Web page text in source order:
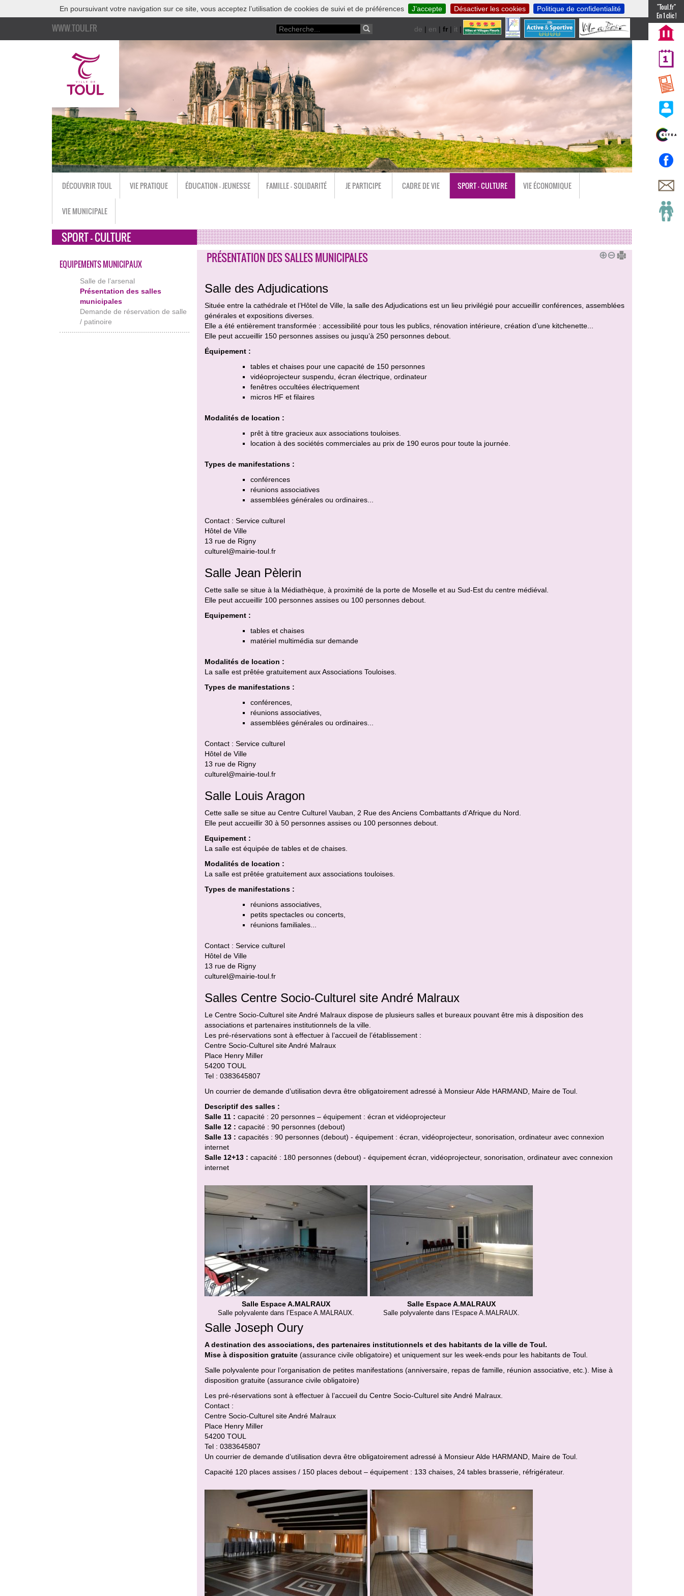
En poursuivant votre navigation sur ce site, vous acceptez l’utilisation de cookies de suivi et de préférences J’accepte Désactiver les cookies Politique de confidentialité
WWW.TOUL.FR de | en | fr | it |nl
"Toul.fr"
En 1 clic !
DÉCOUVRIR TOUL VIE PRATIQUE ÉDUCATION - JEUNESSE FAMILLE - SOLIDARITÉ JE PARTICIPE CADRE DE VIE SPORT - CULTURE VIE ÉCONOMIQUE
VIE MUNICIPALE
SPORT - CULTURE
EQUIPEMENTS MUNICIPAUX
Salle de l’arsenal
Présentation des salles
municipales
Demande de réservation de salle
/ patinoire
PRÉSENTATION DES SALLES MUNICIPALES
Salle des Adjudications
Située entre la cathédrale et l’Hôtel de Ville, la salle des Adjudications est un lieu privilégié pour accueillir conférences, assemblées
générales et expositions diverses.
Elle a été entièrement transformée : accessibilité pour tous les publics, rénovation intérieure, création d’une kitchenette...
Elle peut accueillir 150 personnes assises ou jusqu’à 250 personnes debout.
Équipement :
tables et chaises pour une capacité de 150 personnes
vidéoprojecteur suspendu, écran électrique, ordinateur
fenêtres occultées électriquement
micros HF et filaires
Modalités de location :
prêt à titre gracieux aux associations touloises.
location à des sociétés commerciales au prix de 190 euros pour toute la journée.
Types de manifestations :
conférences
réunions associatives
assemblées générales ou ordinaires...
Contact : Service culturel
Hôtel de Ville
13 rue de Rigny
culturel@mairie-toul.fr
Salle Jean Pèlerin
Cette salle se situe à la Médiathèque, à proximité de la porte de Moselle et au Sud-Est du centre médiéval.
Elle peut accueillir 100 personnes assises ou 100 personnes debout.
Equipement :
tables et chaises
matériel multimédia sur demande
Modalités de location :
La salle est prêtée gratuitement aux Associations Touloises.
Types de manifestations :
conférences,
réunions associatives,
assemblées générales ou ordinaires...
Contact : Service culturel
Hôtel de Ville
13 rue de Rigny
culturel@mairie-toul.fr
Salle Louis Aragon
Cette salle se situe au Centre Culturel Vauban, 2 Rue des Anciens Combattants d’Afrique du Nord.
Elle peut accueillir 30 à 50 personnes assises ou 100 personnes debout.
Equipement :
La salle est équipée de tables et de chaises.
Modalités de location :
La salle est prêtée gratuitement aux associations touloises.
Types de manifestations :
réunions associatives,
petits spectacles ou concerts,
réunions familiales...
Contact : Service culturel
Hôtel de Ville
13 rue de Rigny
culturel@mairie-toul.fr
Salles Centre Socio-Culturel site André Malraux
Le Centre Socio-Culturel site André Malraux dispose de plusieurs salles et bureaux pouvant être mis à disposition des
associations et partenaires institutionnels de la ville.
Les pré-réservations sont à effectuer à l’accueil de l’établissement :
Centre Socio-Culturel site André Malraux
Place Henry Miller
54200 TOUL
Tel : 0383645807
Un courrier de demande d’utilisation devra être obligatoirement adressé à Monsieur Alde HARMAND, Maire de Toul.
Descriptif des salles :
Salle 11 : capacité : 20 personnes – équipement : écran et vidéoprojecteur
Salle 12 : capacité : 90 personnes (debout)
Salle 13 : capacités : 90 personnes (debout) - équipement : écran, vidéoprojecteur, sonorisation, ordinateur avec connexion
internet
Salle 12+13 : capacité : 180 personnes (debout) - équipement écran, vidéoprojecteur, sonorisation, ordinateur avec connexion
internet
Salle Espace A.MALRAUX
Salle polyvalente dans l’Espace A.MALRAUX.
Salle Espace A.MALRAUX
Salle polyvalente dans l’Espace A.MALRAUX.
Salle Joseph Oury
A destination des associations, des partenaires institutionnels et des habitants de la ville de Toul.
Mise à disposition gratuite (assurance civile obligatoire) et uniquement sur les week-ends pour les habitants de Toul.
Salle polyvalente pour l’organisation de petites manifestations (anniversaire, repas de famille, réunion associative, etc.). Mise à
disposition gratuite (assurance civile obligatoire)
Les pré-réservations sont à effectuer à l’accueil du Centre Socio-Culturel site André Malraux.
Contact :
Centre Socio-Culturel site André Malraux
Place Henry Miller
54200 TOUL
Tel : 0383645807
Un courrier de demande d’utilisation devra être obligatoirement adressé à Monsieur Alde HARMAND, Maire de Toul.
Capacité 120 places assises / 150 places debout – équipement : 133 chaises, 24 tables brasserie, réfrigérateur.